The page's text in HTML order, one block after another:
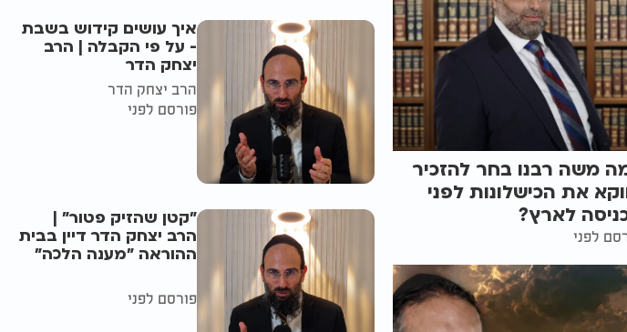
משה רבנו בחר להזכיר
את הכישלונות לפני
לארץ?
לפני
איך עושים קידוש בשבת
- על פי הקבלה | הרב
יצחק הדר
הרב יצחק הדר
פורסם לפני
"קטן שהזיק פטור" |
הרב יצחק הדר דיין בבית
ההוראה "מענה הלכה"
פורסם לפני